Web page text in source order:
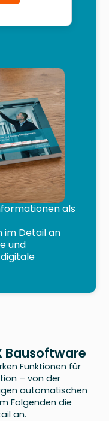
als
im Detail an
und
Bausoftware
Funktionen für
– von der
automatischen
Folgenden die
an.